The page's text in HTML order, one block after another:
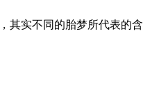
其实不同的胎梦所代表的含